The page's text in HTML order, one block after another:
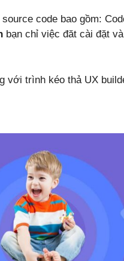
code bao gồm:
bạn chỉ việc đăt cài đặt
với trình kéo thả UX